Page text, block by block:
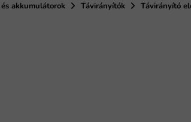
akkumulátorok Távirányítók Távirányító